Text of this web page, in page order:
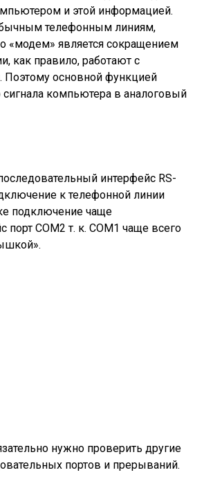
и этой информацией.
телефонным линиям,
«модем» является сокращением
как правило, работают с
основной функцией
компьютера в аналоговый
интерфейс RS-
к телефонной линии
подключение чаще
порт COM2 т. к. СОМ1 чаще всего
нужно проверить другие
портов и прерываний.